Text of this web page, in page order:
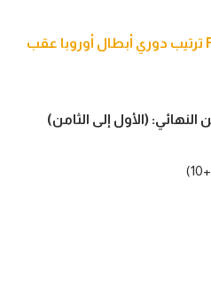
ويستعرض لكم FilGoal.com ترتيب دوري أبطال أوروبا عقب
النهائي: (الأول إلى الثامن)